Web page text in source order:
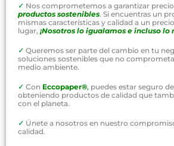
✓ Nos comprometemos a garantizar
productos sostenibles. Si encuentras un
mismas características y calidad a un
lugar, ¡Nosotros lo igualamos e incluso lo
✓ Queremos ser parte del cambio en tu
soluciones sostenibles que no
medio ambiente.
✓ Con Eccopaper®, puedes estar seguro
obteniendo productos de calidad que
con el planeta.
✓ Únete a nosotros en nuestro
calidad.